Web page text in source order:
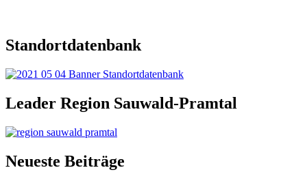
Standortdatenbank
Leader Region Sauwald-Pramtal
Neueste Beiträge